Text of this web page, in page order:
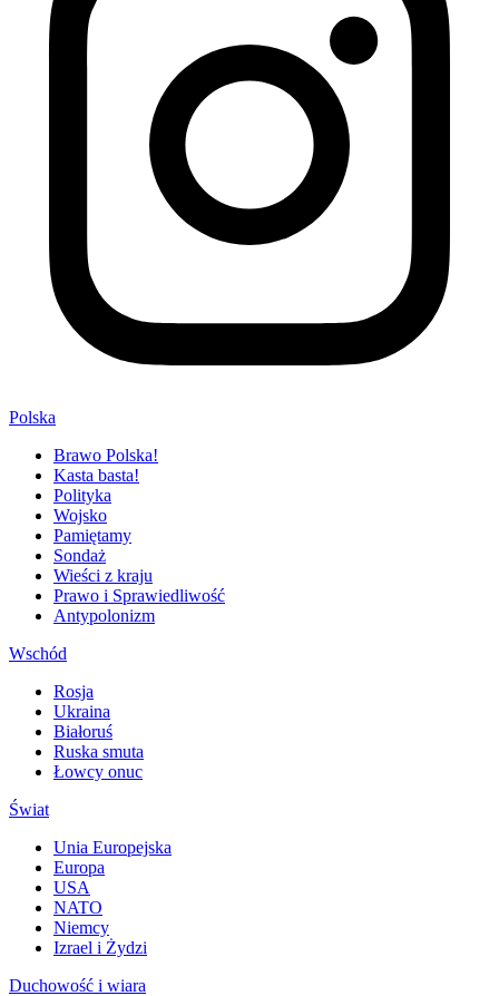
Polska
Brawo Polska!
Kasta basta!
Polityka
Wojsko
Pamiętamy
Sondaż
Wieści z kraju
Prawo i Sprawiedliwość
Antypolonizm
Wschód
Rosja
Ukraina
Białoruś
Ruska smuta
Łowcy onuc
Świat
Unia Europejska
Europa
USA
NATO
Niemcy
Izrael i Żydzi
Duchowość i wiara